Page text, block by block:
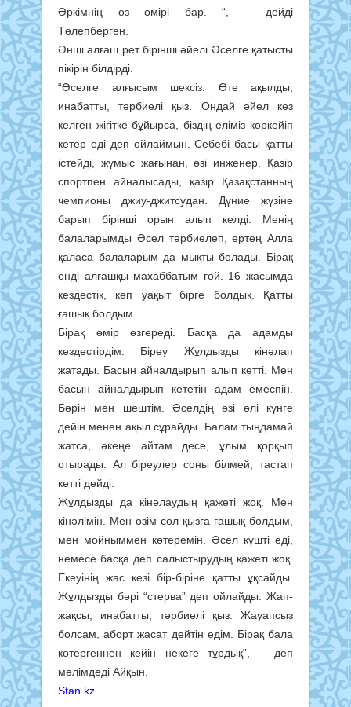
Әркімнің өз өмірі бар. “, – дейді
Төлепберген.
Әнші алғаш рет бірінші әйелі Әселге қатысты
пікірін білдірді.
“Әселге алғысым шексіз. Өте ақылды,
инабатты, тәрбиелі қыз. Ондай әйел кез
келген жігітке бұйырса, біздің еліміз көркейіп
кетер еді деп ойлаймын. Себебі басы қатты
істейді, жұмыс жағынан, өзі инженер. Қазір
спортпен айналысады, қазір Қазақстанның
чемпионы джиу-джитсудан. Дүние жүзіне
барып бірінші орын алып келді. Менің
балаларымды Әсел тәрбиелеп, ертең Алла
қаласа балаларым да мықты болады. Бірақ
енді алғашқы махаббатым ғой. 16 жасымда
кездестік, көп уақыт бірге болдық. Қатты
ғашық болдым.
Бірақ өмір өзгереді. Басқа да адамды
кездестірдім. Біреу Жұлдызды кінәлап
жатады. Басын айналдырып алып кетті. Мен
басын айналдырып кететін адам емеспін.
Бәрін мен шештім. Әселдің өзі әлі күнге
дейін менен ақыл сұрайды. Балам тыңдамай
жатса, әкеңе айтам десе, ұлым қорқып
отырады. Ал біреулер соны білмей, тастап
кетті дейді.
Жұлдызды да кінәлаудың қажеті жоқ. Мен
кінәлімін. Мен өзім сол қызға ғашық болдым,
мен мойныммен көтеремін. Әсел күшті еді,
немесе басқа деп салыстырудың қажеті жоқ.
Екеуінің жас кезі бір-біріне қатты ұқсайды.
Жұлдызды бәрі “стерва” деп ойлайды. Жап-
жақсы, инабатты, тәрбиелі қыз. Жауапсыз
болсам, аборт жасат дейтін едім. Бірақ бала
көтергеннен кейін некеге тұрдық”, – деп
мәлімдеді Айқын.
Stan.kz